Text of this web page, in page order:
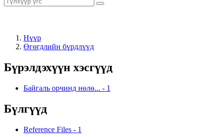
Нүүр
Өгөгдлийн бүрдлүүд
Бүрэлдэхүүн хэсгүүд
Байгаль орчинд нөлө... - 1
Бүлгүүд
Reference Files - 1